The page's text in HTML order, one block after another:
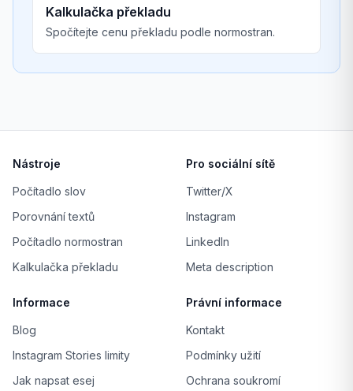
Kalkulačka překladu
Spočítejte cenu překladu podle normostran.
Nástroje
Počítadlo slov
Porovnání textů
Počítadlo normostran
Kalkulačka překladu
Pro sociální sítě
Twitter/X
Instagram
LinkedIn
Meta description
Informace
Blog
Instagram Stories limity
Jak napsat esej
Právní informace
Kontakt
Podmínky užití
Ochrana soukromí